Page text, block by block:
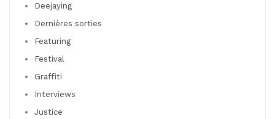
Deejaying
Dernières sorties
Featuring
Festival
Graffiti
Interviews
Justice